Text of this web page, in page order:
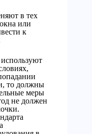
в тех
или
к
то должны
меры
не должен